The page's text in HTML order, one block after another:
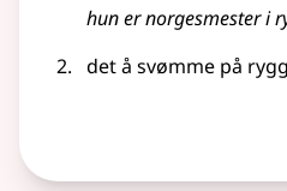
hun er norgesmester i
det å svømme på rygg